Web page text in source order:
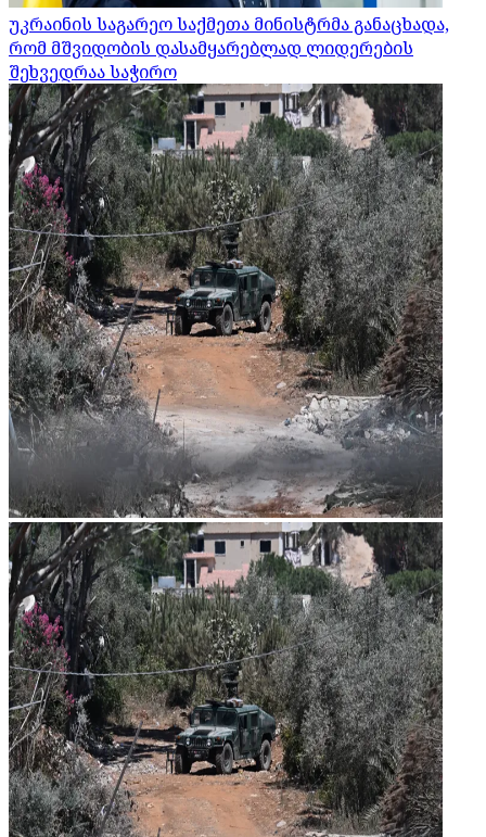
უკრაინის საგარეო საქმეთა მინისტრმა განაცხადა,
რომ მშვიდობის დასამყარებლად ლიდერების
შეხვედრაა საჭირო